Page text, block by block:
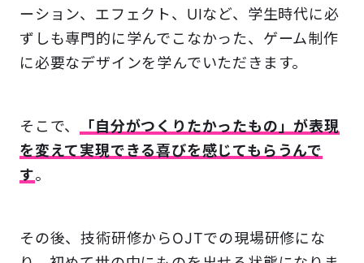
ーション、エフェクト、UIなど、学生時代に必
ずしも専門的に学んでこなかった、ゲーム制作
に必要なデザインを学んでいただきます。
そこで、 「自分がつくりたかったもの」 が表現
を変えて実現できる喜びを感じてもらうんで
す。
その後、技術研修からOJTでの現場研修にな